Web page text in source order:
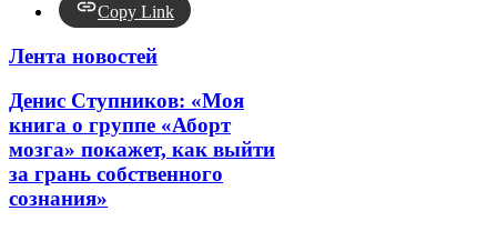
Copy Link
Лента новостей
Денис Ступников: «Моя
книга о группе «Аборт
мозга» покажет, как выйти
за грань собственного
сознания»